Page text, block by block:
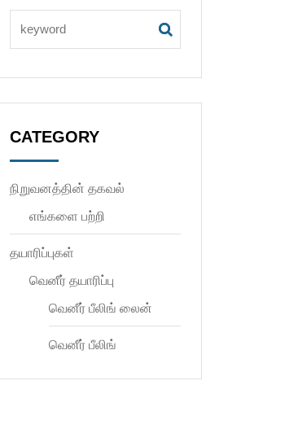
CATEGORY
நிறுவனத்தின் தகவல்
எங்களை பற்றி
தயாரிப்புகள்
வெனீர் தயாரிப்பு
வெனீர் பீலிங் லைன்
வெனீர் பீலிங்